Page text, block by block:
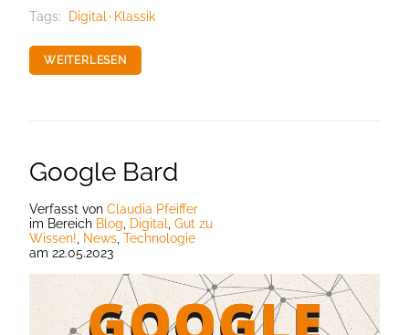
Tags: Digital Klassik
WEITERLESEN
Google Bard
Verfasst von Claudia Pfeiffer
im Bereich Blog Digital Gut zu
Wissen! News Technologie
am 22.05.2023